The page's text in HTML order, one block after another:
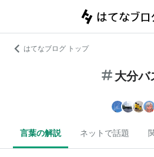
はてなブログ トップ
大分バ
言葉の解説 ネットで話題